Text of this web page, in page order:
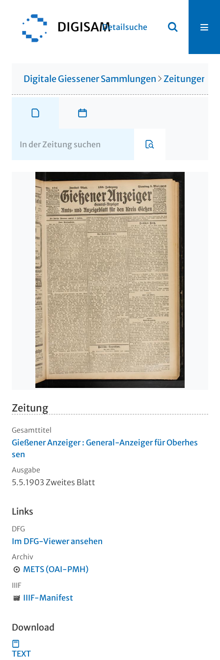
Detailsuche
Digitale Giessener Sammlungen Zeitungen
Zeitung
Gesamttitel
Gießener Anzeiger : General-Anzeiger für Oberhes
sen
Ausgabe
5.5.1903 Zweites Blatt
Links
DFG
Im DFG-Viewer ansehen
Archiv
METS (OAI-PMH)
IIIF
IIIF-Manifest
Download
TEXT